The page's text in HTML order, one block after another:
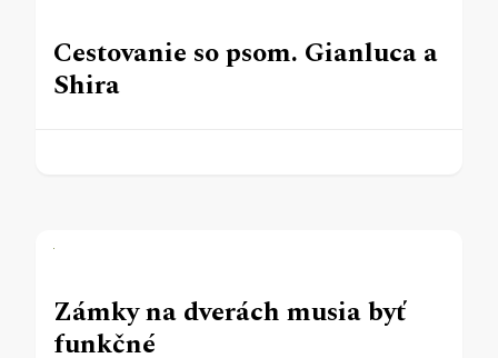
Cestovanie so psom. Gianluca a
Shira
Zámky na dverách musia byť
funkčné